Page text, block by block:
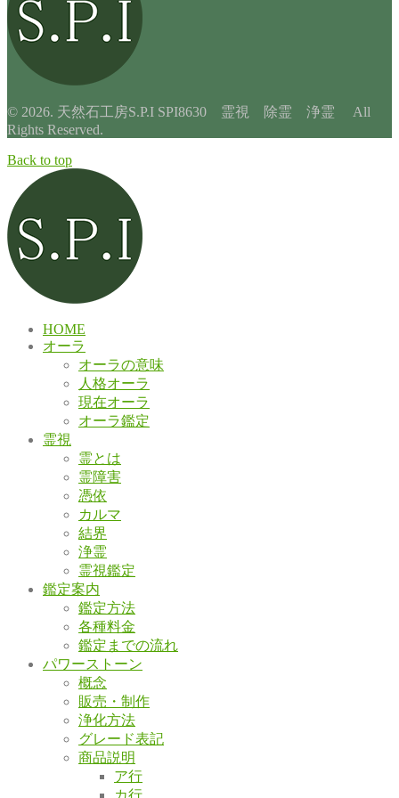
© 2026. 天然石工房S.P.I SPI8630 霊視 除霊 浄霊 All
Rights Reserved.
Back to top
HOME
オーラ
オーラの意味
人格オーラ
現在オーラ
オーラ鑑定
霊視
霊とは
霊障害
憑依
カルマ
結界
浄霊
霊視鑑定
鑑定案内
鑑定方法
各種料金
鑑定までの流れ
パワーストーン
概念
販売・制作
浄化方法
グレード表記
商品説明
ア行
カ行